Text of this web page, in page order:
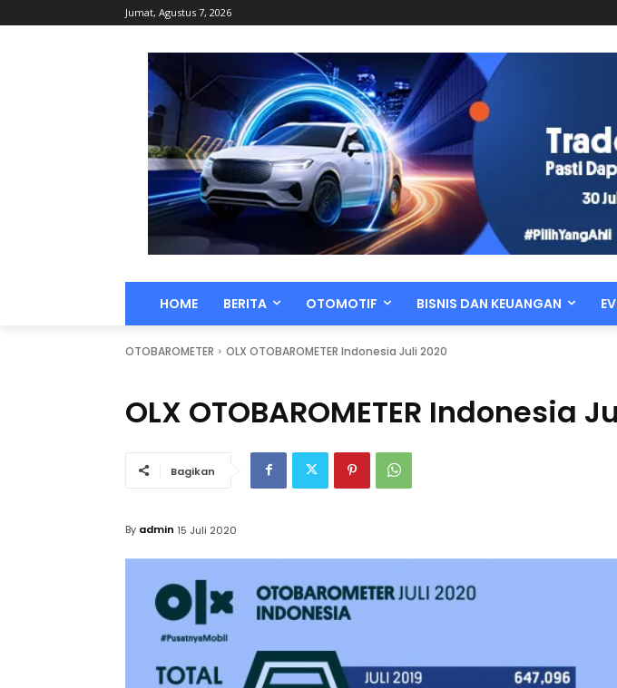
Jumat, Agustus 7, 2026
HOME BERITA OTOMOTIF BISNIS DAN KEUANGAN
OTOBAROMETER OLX OTOBAROMETER Indonesia Juli 2020
OLX OTOBAROMETER Indonesia
Bagikan
By admin 15 Juli 2020